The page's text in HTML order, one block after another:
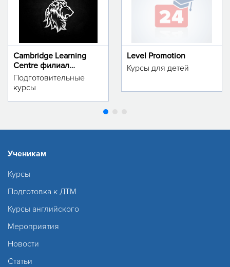
Cambridge Learning
Centre филиал
м.Тинчлик
Подготовительные
курсы
Level Promotion
Курсы для детей
Ученикам
Курсы
Подготовка к ДТМ
Курсы английского
Мероприятия
Новости
Статьи